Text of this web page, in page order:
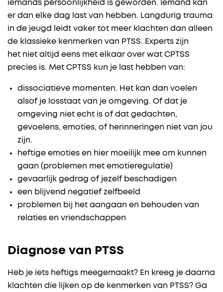
iemands persoonlijkheid is geworden. Iemand kan
er dan elke dag last van hebben. Langdurig trauma
in de jeugd leidt vaker tot meer klachten dan alleen
de klassieke kenmerken van PTSS. Experts zijn
het niet altijd eens met elkaar over wat CPTSS
precies is. Met CPTSS kun je last hebben van:
dissociatieve momenten. Het kan dan voelen
alsof je losstaat van je omgeving. Of dat je
omgeving niet echt is of dat gedachten,
gevoelens, emoties, of herinneringen niet van jou
zijn.
heftige emoties en hier moeilijk mee om kunnen
gaan (problemen met emotieregulatie)
gevaarlijk gedrag of jezelf beschadigen
een blijvend negatief zelfbeeld
problemen bij het aangaan en behouden van
relaties en vriendschappen
Diagnose van PTSS
Heb je iets heftigs meegemaakt? En kreeg je daarna
klachten die lijken op de kenmerken van PTSS? Ga